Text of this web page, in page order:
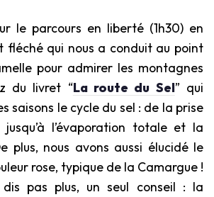
le parcours en liberté (1h30) en
fléché qui nous a conduit au point
pour admirer les montagnes
du livret “La route du Sel” qui
saisons le cycle du sel : de la prise
l’évaporation totale et la
plus, nous avons aussi élucidé le
rose, typique de la Camargue !
pas plus, un seul conseil : la